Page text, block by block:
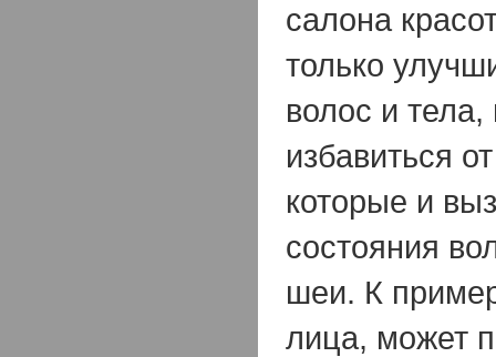
салона
только
волос и
избавиться
которые и
состояния
шеи. К
лица, может